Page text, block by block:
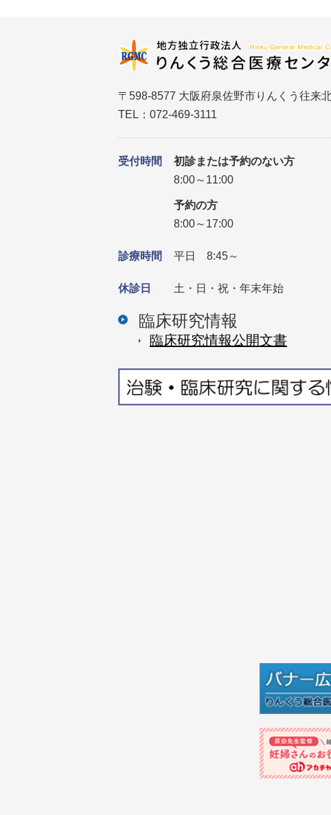
〒598-8577 大阪府泉佐野市りんくう往来
TEL：072-469-3111
受付時間
初診または予約のない方
8:00～11:00
予約の方
8:00～17:00
診療時間 平日 8:45～
休診日 土・日・祝・年末年始
臨床研究情報
臨床研究情報公開⽂書